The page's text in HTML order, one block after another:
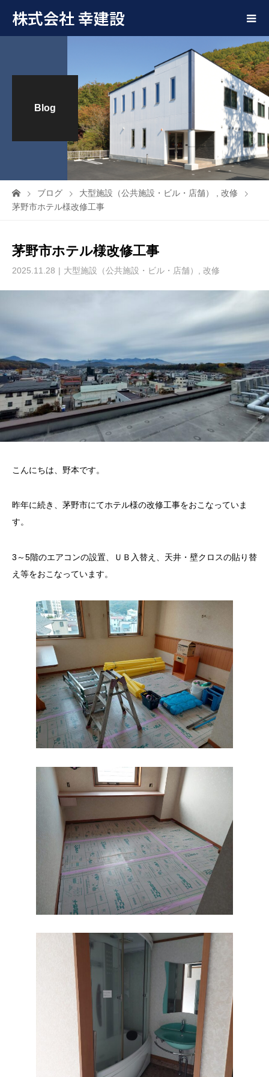
株式会社 幸建設
Blog
ブログ 大型施設（公共施設・ビル・店舗）
改修
茅野市ホテル様改修工事
茅野市ホテル様改修工事
2025.11.28 大型施設（公共施設・ビル・店舗） 改修
こんにちは、野本です。
昨年に続き、茅野市にてホテル様の改修工事をおこなっていま
す。
3～5階のエアコンの設置、ＵＢ入替え、天井・壁クロスの貼り替
え等をおこなっています。